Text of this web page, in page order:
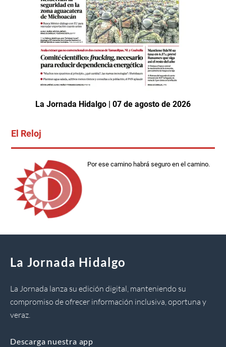
La Jornada Hidalgo | 07 de agosto de 2026
El Reloj
Por ese camino habrá seguro en el camino.
La Jornada Hidalgo
La Jornada lanza su edición digital, manteniendo su
compromiso de ofrecer información inclusiva, oportuna y
veraz.
Descarga nuestra app